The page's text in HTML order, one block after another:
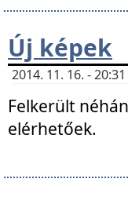
Új képek
2014. 11. 16. -
Felkerült
elérhetőek.